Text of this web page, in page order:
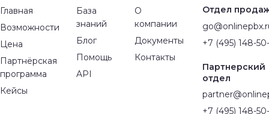
Главная
Возможности
Цена
Партнёрская
программа
Кейсы
База
знаний
Блог
Помощь
API
О
компании
Документы
Контакты
Отдел
+7 (495) 148-
Партнерский
отдел
+7 (495) 148-